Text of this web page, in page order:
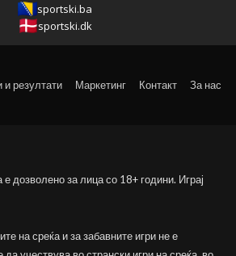
sportski.ba
sportski.dk
и резултати Маркетинг Контакт За нас
е дозволено за лица со 18+ години. Играј
на среќа и за забавните игри не е